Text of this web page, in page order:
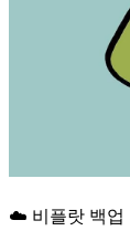
☁️ 비플랏 백업